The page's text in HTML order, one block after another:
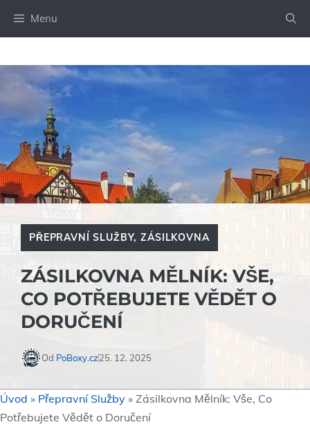
Menu
PŘEPRAVNÍ SLUŽBY,ZÁSILKOVNA
ZÁSILKOVNA MĚLNÍK: VŠE,
CO POTŘEBUJETE VĚDĚT O
DORUČENÍ
Od PoBoxy.cz25. 12. 2025
Úvod » Přepravní Služby » Zásilkovna Mělník: Vše, Co
Potřebujete Vědět o Doručení